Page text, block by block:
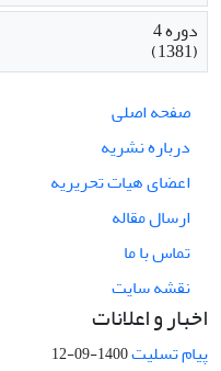
دوره 4
(1381)
صفحه اصلی
درباره نشریه
اعضای هیات تحریریه
ارسال مقاله
تماس با ما
نقشه سایت
اخبار و اعلانات
پیام تسلیت1400-09-12